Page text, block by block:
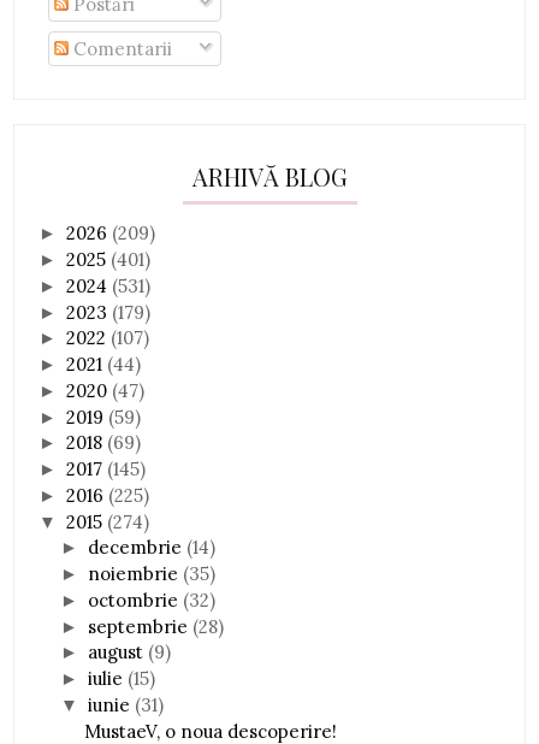
Postări
Comentarii
ARHIVĂ BLOG
►2026 (209)
►2025 (401)
►2024 (531)
►2023 (179)
►2022 (107)
►2021 (44)
►2020 (47)
►2019 (59)
►2018 (69)
►2017 (145)
►2016 (225)
▼2015 (274)
► decembrie (14)
► noiembrie (35)
► octombrie (32)
► septembrie (28)
► august (9)
►iulie (15)
▼iunie (31)
MustaeV, o noua descoperire!